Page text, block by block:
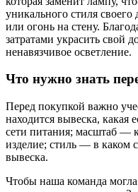
уникального стиля
или огонь на стену.
затратами украсить свой
ненавязчивое осветление.
Что нужно знать
Перед покупкой важно
находится вывеска, какая
сети питания; масштаб —
изделие; стиль — в каком
вывеска.
Чтобы наша команда